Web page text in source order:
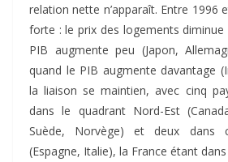
relation nette n’apparaît. Entre 1996
forte : le prix des logements diminue
PIB augmente peu (Japon,
quand le PIB augmente davantage
la liaison se maintien, avec cinq
dans le quadrant Nord-Est
Suède, Norvège) et deux dans
(Espagne, Italie), la France étant